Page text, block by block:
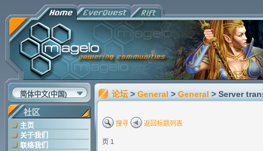
简体中文(中国)
社区
主页
关于我们
联络我们
论坛 > General > General > Server
搜寻 返回标题列表
页 1